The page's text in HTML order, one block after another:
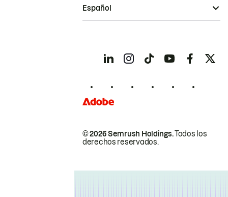
© 2026 Semrush Holdings.Todos los
derechos reservados.
Español